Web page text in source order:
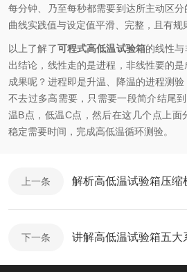
每分钟、乃至每秒都需要到达所主动区
曲线实践值与设定值平滑、完整，且有规
以上了解了可程式高低温试验箱的线性
出结论，线性走的是进程，非线性要的
成果呢？进程即是升温、降温的进程测
不去过多高需要，只需要一段简介结尾
温B点，低温C点，然后在这几个点上面
稳定需要时间，完成高低温循环测验。
上一条 解析高低温试验箱压
下一条 讲解高低温试验箱五大